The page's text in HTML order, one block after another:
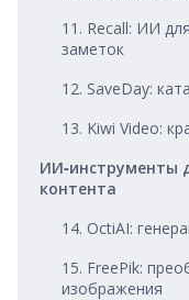
11. Recall: ИИ
заметок
12. SaveDay:
13. Kiwi Video:
ИИ‑инструменты
контента
14. OctiAI:
15. FreePik:
изображения